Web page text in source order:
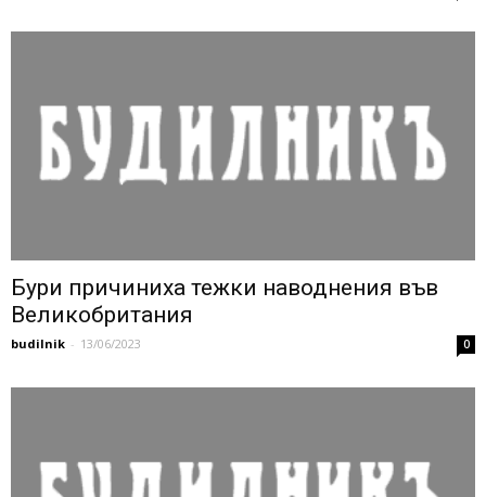
Бури причиниха тежки наводнения във
Великобритания
budilnik - 13/06/2023 0